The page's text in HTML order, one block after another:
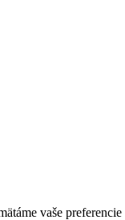
vaše